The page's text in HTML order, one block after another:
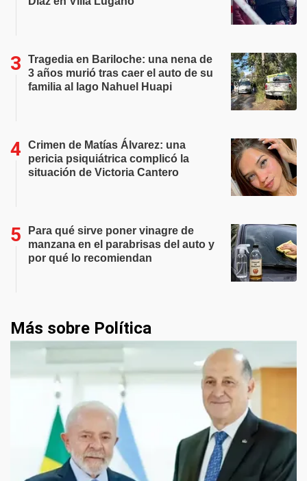
Tragedia en Bariloche: una nena de
3 años murió tras caer el auto de su
familia al lago Nahuel Huapi
Crimen de Matías Álvarez: una
pericia psiquiátrica complicó la
situación de Victoria Cantero
Para qué sirve poner vinagre de
manzana en el parabrisas del auto y
por qué lo recomiendan
Más sobre Política